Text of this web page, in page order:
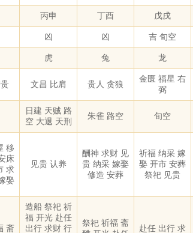
丙申 丁酉 戊戌
凶 凶 吉 旬空
虎 兔 龙
文昌 比肩 贵人 贪狼
金匮 福星 右
弼
日建 天贼 路
空 大退 天刑
朱雀 路空 旬空
移
床
求
娶
见贵 认养
酬神 求财 见
贵 纳采 嫁娶
修造 安葬
祈福 纳采 嫁
娶 开市 安葬
祭祀 见贵
斋
造船 祭祀 祈
福 开光 赴任
出行 求财 行
祭祀 祈福 斋
赴任 出行 求